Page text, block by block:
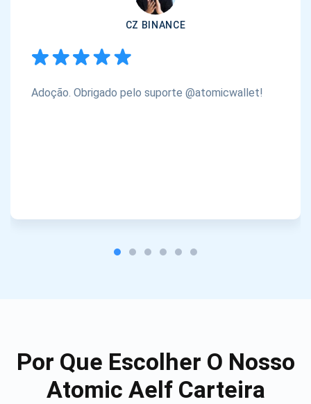
CZ BINANCE
Adoção. Obrigado pelo suporte @atomicwallet!
Por Que Escolher O Nosso
Atomic Aelf Carteira